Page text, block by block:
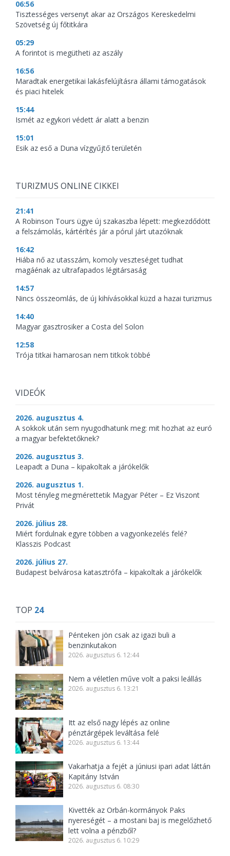
06:56
Tisztességes versenyt akar az Országos Kereskedelmi
Szövetség új főtitkára
05:29
A forintot is megütheti az aszály
16:56
Maradtak energetikai lakásfelújításra állami támogatások
és piaci hitelek
15:44
Ismét az egykori védett ár alatt a benzin
15:01
Esik az eső a Duna vízgyűjtő területén
TURIZMUS ONLINE CIKKEI
21:41
A Robinson Tours ügye új szakaszba lépett: megkezdődött
a felszámolás, kártérítés jár a pórul járt utazóknak
16:42
Hiába nő az utasszám, komoly veszteséget tudhat
magáénak az ultrafapados légitársaság
14:57
Nincs összeomlás, de új kihívásokkal küzd a hazai turizmus
14:40
Magyar gasztrosiker a Costa del Solon
12:58
Trója titkai hamarosan nem titkok többé
VIDEÓK
2026. augusztus 4.
A sokkok után sem nyugodhatunk meg: mit hozhat az euró
a magyar befektetőknek?
2026. augusztus 3.
Leapadt a Duna – kipakoltak a járókelők
2026. augusztus 1.
Most tényleg megmérettetik Magyar Péter – Ez Viszont
Privát
2026. július 28.
Miért fordulnak egyre többen a vagyonkezelés felé?
Klasszis Podcast
2026. július 27.
Budapest belvárosa katasztrófa – kipakoltak a járókelők
TOP 24
Pénteken jön csak az igazi buli a
benzinkutakon
2026. augusztus 6. 12:44
Nem a véletlen műve volt a paksi leállás
2026. augusztus 6. 13:21
Itt az első nagy lépés az online
pénztárgépek leváltása felé
2026. augusztus 6. 13:44
Vakarhatja a fejét a júniusi ipari adat láttán
Kapitány István
2026. augusztus 6. 08:30
Kivették az Orbán-kormányok Paks
nyereségét – a mostani baj is megelőzhető
lett volna a pénzből?
2026. augusztus 6. 10:29